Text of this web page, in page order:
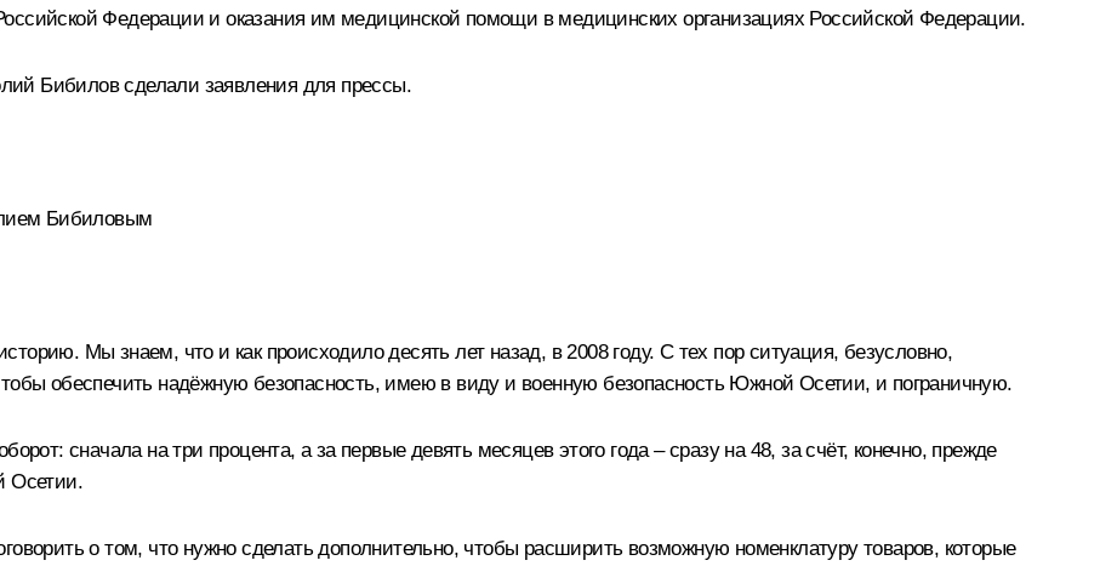
Федерации и оказания им медицинской помощи в медицинских организациях Российской Федерации.
Бибилов сделали заявления для прессы.
Бибиловым
Мы знаем, что и как происходило десять лет назад, в 2008 году. С тех пор ситуация, безусловно,
обеспечить надёжную безопасность, имею в виду и военную безопасность Южной Осетии, и пограничную.
сначала на три процента, а за первые девять месяцев этого года – сразу на 48, за счёт, конечно, прежде
Осетии.
о том, что нужно сделать дополнительно, чтобы расширить возможную номенклатуру товаров, которые